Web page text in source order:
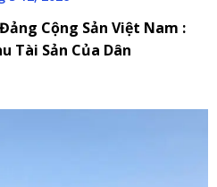
Cộng Sản Việt Nam :
Tài Sản Của Dân